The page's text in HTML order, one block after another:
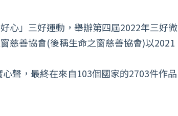
心」三好運動，舉辦第四屆2022年三好微
慈善協會(後稱生命之窗慈善協會)以2021
聲，最終在來自103個國家的2703件作品